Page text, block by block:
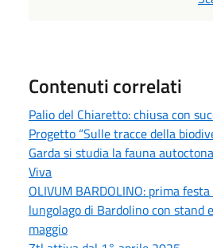
Contenuti correlati
Palio del Chiaretto: chiusa con
Progetto “Sulle tracce della
Garda si studia la fauna
Viva
OLIVUM BARDOLINO: prima festa
lungolago di Bardolino con stand
maggio